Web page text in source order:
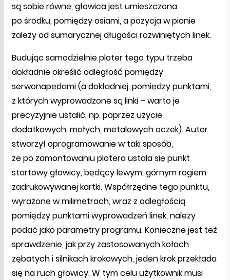
są sobie równe, głowica jest umieszczona
po środku, pomiędzy osiami, a pozycja w pionie
zależy od sumarycznej długości rozwiniętych linek.
Budując samodzielnie ploter tego typu trzeba
dokładnie określić odległość pomiędzy
serwonapędami (a dokładniej, pomiędzy punktami,
z których wyprowadzone są linki – warto je
precyzyjnie ustalić, np. poprzez użycie
dodatkowych, małych, metalowych oczek). Autor
stworzył oprogramowanie w taki sposób,
że po zamontowaniu plotera ustala się punkt
startowy głowicy, będący lewym, górnym rogiem
zadrukowywanej kartki. Współrzędne tego punktu,
wyrażone w milimetrach, wraz z odległością
pomiędzy punktami wyprowadzeń linek, należy
podać jako parametry programu. Konieczne jest też
sprawdzenie, jak przy zastosowanych kołach
zębatych i silnikach krokowych, jeden krok przekłada
się na ruch głowicy. W tym celu użytkownik musi